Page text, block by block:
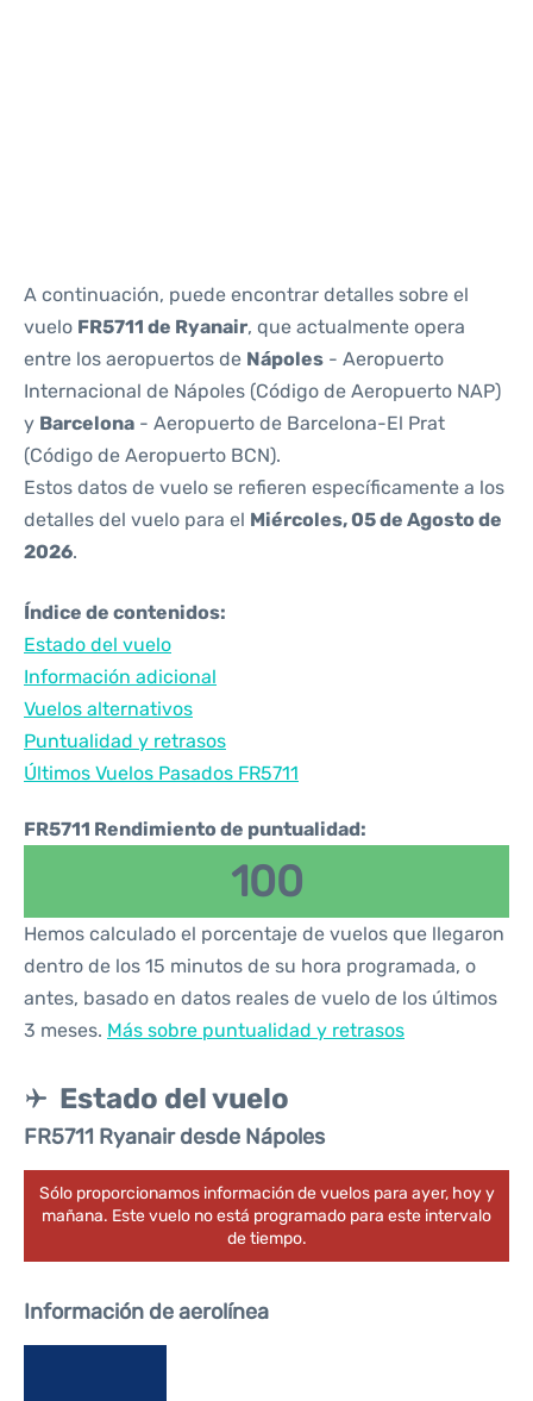
A continuación, puede encontrar detalles sobre el
vuelo FR5711 de Ryanair, que actualmente opera
entre los aeropuertos de Nápoles - Aeropuerto
Internacional de Nápoles (Código de Aeropuerto NAP)
y Barcelona - Aeropuerto de Barcelona-El Prat
(Código de Aeropuerto BCN).
Estos datos de vuelo se refieren específicamente a los
detalles del vuelo para el Miércoles, 05 de Agosto de
2026.
Índice de contenidos:
Estado del vuelo
Información adicional
Vuelos alternativos
Puntualidad y retrasos
Últimos Vuelos Pasados FR5711
FR5711 Rendimiento de puntualidad:
100
Hemos calculado el porcentaje de vuelos que llegaron
dentro de los 15 minutos de su hora programada, o
antes, basado en datos reales de vuelo de los últimos
3 meses. Más sobre puntualidad y retrasos
Estado del vuelo
FR5711 Ryanair desde Nápoles
Sólo proporcionamos información de vuelos para ayer, hoy y
mañana. Este vuelo no está programado para este intervalo
de tiempo.
Información de aerolínea